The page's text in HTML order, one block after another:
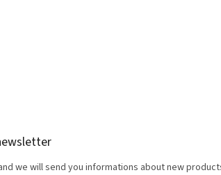
we will send you informations about new